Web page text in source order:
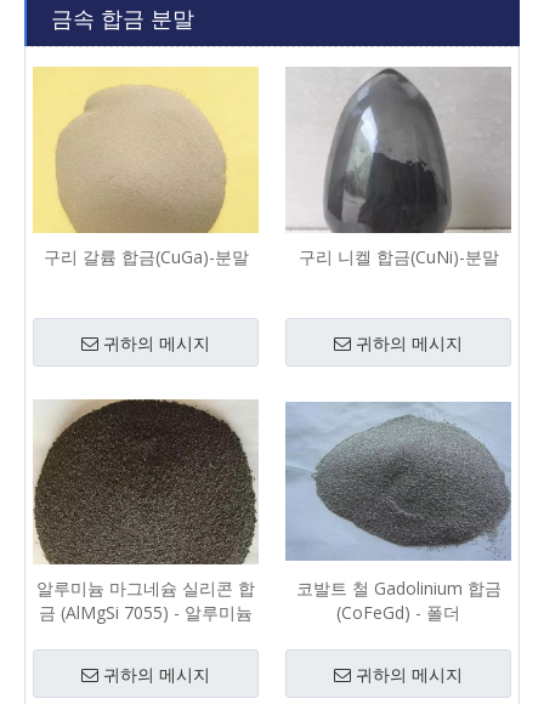
금속 합금 분말
구리 갈륨 합금(CuGa)-분말
귀하의 메시지
구리 니켈 합금(CuNi)-분말
귀하의 메시지
알루미늄 마그네슘 실리콘 합
금 (AlMgSi 7055) - 알루미늄
귀하의 메시지
코발트 철 Gadolinium 합금
(CoFeGd) - 폴더
귀하의 메시지